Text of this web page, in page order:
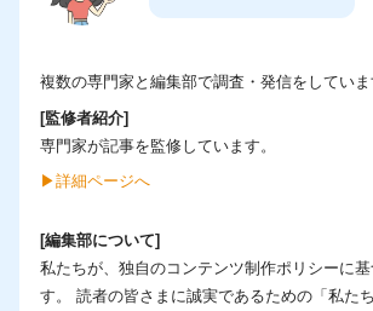
複数の専門家と編集部で調査・発信をしていま
[監修者紹介]
専門家が記事を監修しています。
▶︎詳細ページへ
[編集部について]
私たちが、独自のコンテンツ制作ポリシーに
す。 読者の皆さまに誠実であるための「私た